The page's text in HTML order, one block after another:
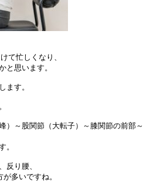
て忙しくなり、
と思います。
ます。
）～股関節（大転子）～ 膝関節の前部～
。
反り腰、
多いですね。